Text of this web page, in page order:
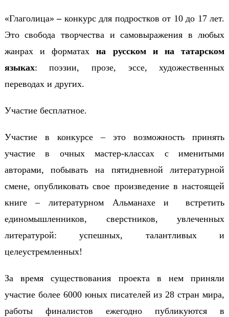
«Глаголица»–конкурс для подростков от 10 до 17 лет.
Это свобода творчества и самовыражения в любых
жанрах и форматахна русском и на татарском
языках: поэзии, прозе, эссе, художественных
переводах и других.
Участие бесплатное.
Участие в конкурсе – это возможность принять
участие в очных мастер-классах с именитыми
авторами, побывать на пятидневной литературной
смене, опубликовать свое произведение в настоящей
книге – литературном Альманахе и встретить
единомышленников, сверстников, увлеченных
литературой: успешных, талантливых и
целеустремленных!
За время существования проекта в нем приняли
участие более 6000 юных писателей из 28 стран мира,
работы финалистов ежегодно публикуются в